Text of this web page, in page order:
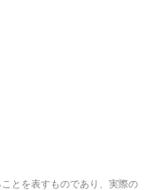
とを表すものであり、実際の